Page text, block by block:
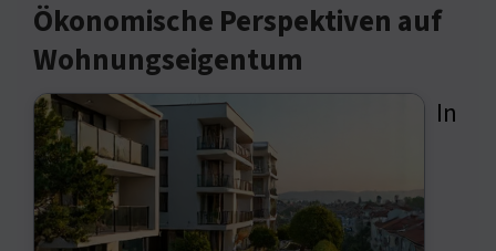
Ökonomische Perspektiven auf
Wohnungseigentum
In